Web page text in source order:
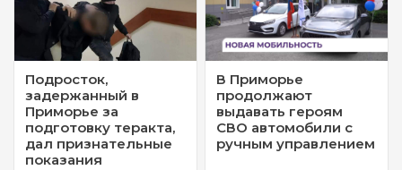
Подросток,
задержанный в
Приморье за
подготовку теракта,
дал признательные
показания
В Приморье
продолжают
выдавать героям
СВО автомобили с
ручным управлением